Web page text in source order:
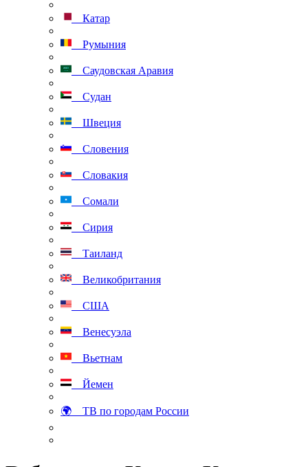
Катар
Румыния
Саудовская Аравия
Судан
Швеция
Словения
Словакия
Сомали
Сирия
Таиланд
Великобритания
США
Венесуэла
Вьетнам
Йемен
🌍 ТВ по городам России